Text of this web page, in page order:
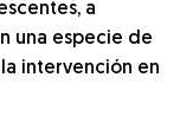
a
una especie de
intervención en